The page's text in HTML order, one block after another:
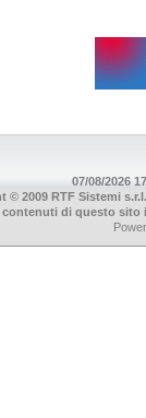
07/08/2026
© 2009 RTF Sistemi
di questo